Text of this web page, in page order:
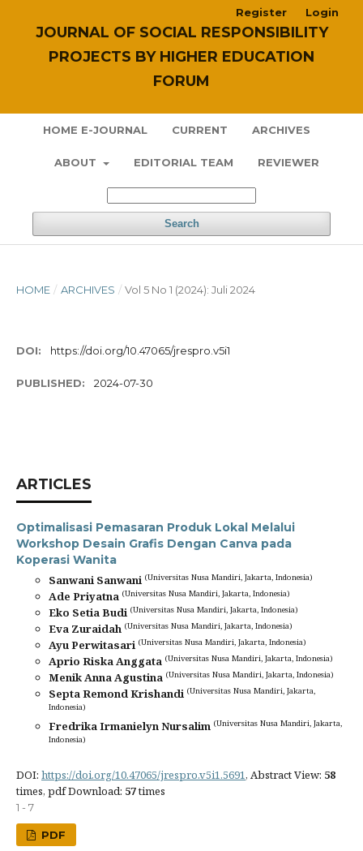
JOURNAL OF SOCIAL RESPONSIBILITY
PROJECTS BY HIGHER EDUCATION
FORUM
HOME E-JOURNAL CURRENT ARCHIVES
ABOUT EDITORIAL TEAM REVIEWER
Search
Register Login
HOME / ARCHIVES / Vol 5 No 1 (2024): Juli 2024
DOI: https://doi.org/10.47065/jrespro.v5i1
PUBLISHED: 2024-07-30
ARTICLES
Optimalisasi Pemasaran Produk Lokal Melalui
Workshop Desain Grafis Dengan Canva pada
Koperasi Wanita
Sanwani Sanwani (Universitas Nusa Mandiri, Jakarta, Indonesia)
Ade Priyatna (Universitas Nusa Mandiri, Jakarta, Indonesia)
Eko Setia Budi (Universitas Nusa Mandiri, Jakarta, Indonesia)
Eva Zuraidah (Universitas Nusa Mandiri, Jakarta, Indonesia)
Ayu Perwitasari (Universitas Nusa Mandiri, Jakarta, Indonesia)
Aprio Riska Anggata (Universitas Nusa Mandiri, Jakarta, Indonesia)
Menik Anna Agustina (Universitas Nusa Mandiri, Jakarta, Indonesia)
Septa Remond Krishandi (Universitas Nusa Mandiri, Jakarta,
Indonesia)
Fredrika Irmanielyn Nursalim (Universitas Nusa Mandiri, Jakarta,
Indonesia)
DOI: https://doi.org/10.47065/jrespro.v5i1.5691, Abstract View: 58
times, pdf Download: 57times
1 - 7
PDF